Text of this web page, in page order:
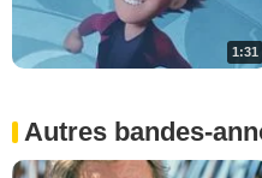
1:31
Autres bandes-